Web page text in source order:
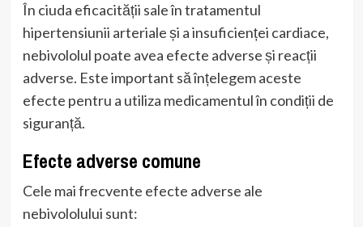
În ciuda eficacității sale în tratamentul
hipertensiunii arteriale și a insuficienței cardiace,
nebivololul poate avea efecte adverse și reacții
adverse. Este important să înțelegem aceste
efecte pentru a utiliza medicamentul în condiții de
siguranță.
Efecte adverse comune
Cele mai frecvente efecte adverse ale
nebivololului sunt: